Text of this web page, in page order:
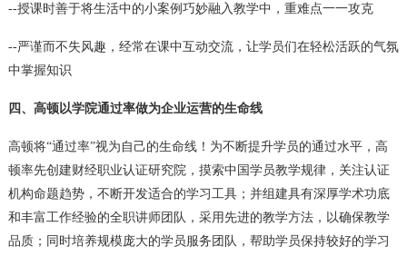
--授课时善于将生活中的小案例巧妙融入教学中，重难点一一攻克
--严谨而不失风趣，经常在课中互动交流，让学员们在轻松活跃的气氛
中掌握知识
四、高顿以学院通过率做为企业运营的生命线
高顿将“通过率”视为自己的生命线！为不断提升学员的通过水平，高
顿率先创建财经职业认证研究院，摸索中国学员教学规律，关注认证
机构命题趋势，不断开发适合的学习工具；并组建具有深厚学术功底
和丰富工作经验的全职讲师团队，采用先进的教学方法，以确保教学
品质；同时培养规模庞大的学员服务团队，帮助学员保持较好的学习